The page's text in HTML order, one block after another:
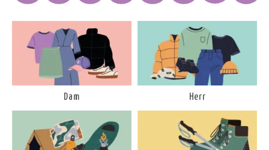
Dam Herr